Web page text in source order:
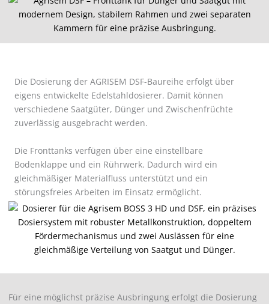
Die Dosierung der AGRISEM DSF-Baureihe erfolgt über
eigens entwickelte Edelstahldosierer. Damit können
verschiedene Saatgüter, Dünger und Zwischenfrüchte
zuverlässig ausgebracht werden.
Die Fronttanks verfügen über eine einstellbare
Bodenklappe und ein Rührwerk. Dadurch wird ein
gleichmäßiger Materialfluss unterstützt und ein
störungsfreies Arbeiten im Einsatz ermöglicht.
Für eine möglichst präzise Ausbringung erfolgt die Dosierung